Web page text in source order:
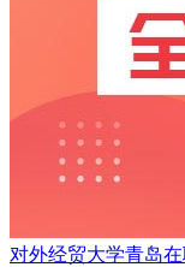
对外经贸大学青岛